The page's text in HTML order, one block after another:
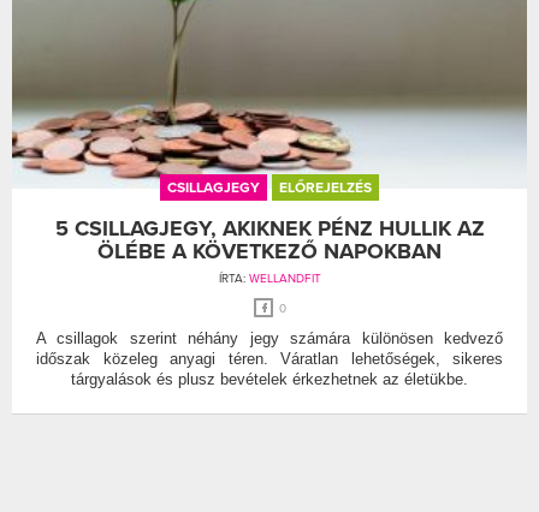
CSILLAGJEGY ELŐREJELZÉS
5 CSILLAGJEGY, AKIKNEK PÉNZ HULLIK AZ
ÖLÉBE A KÖVETKEZŐ NAPOKBAN
ÍRTA: WELLANDFIT
0
A csillagok szerint néhány jegy számára különösen kedvező
időszak közeleg anyagi téren. Váratlan lehetőségek, sikeres
tárgyalások és plusz bevételek érkezhetnek az életükbe.